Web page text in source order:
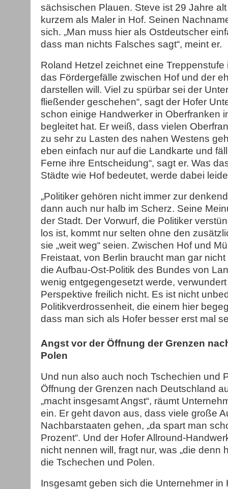
sächsischen Plauen. Steve ist 29 Jahre
kurzem als Maler in Hof. Seinen
sich. „Man muss hier als Ostdeutscher
dass man nichts Falsches sagt“, meint er.
Roland Hetzel zeichnet eine Treppenstufe
das Fördergefälle zwischen Hof und der
darstellen will. Viel zu spürbar sei der
fließender geschehen“, sagt der Hofer
schon einige Handwerker in Oberfranken
begleitet hat. Er weiß, dass vielen
zu sehr zu Lasten des nahen Westens
eben einfach nur auf die Landkarte und
Ferne ihre Entscheidung“, sagt er. Was
Städte wie Hof bedeutet, werde dabei
„Politiker gehören nicht immer zur
dann auch nur halb im Scherz. Seine
der Stadt. Der Vorwurf, die Politiker
los ist, kommt nur selten ohne den
sie „weit weg“ seien. Zwischen Hof und
Freistaat, von Berlin braucht man gar
die Aufbau-Ost-Politik des Bundes von
wenig entgegengesetzt werde,
Perspektive freilich nicht. Es ist nicht
Politikverdrossenheit, die einem hier
dass man sich als Hofer besser erst mal
Angst vor der Öffnung der Grenzen
Polen
Und nun also auch noch Tschechien und
Öffnung der Grenzen nach Deutschland
„macht insgesamt Angst“, räumt
ein. Er geht davon aus, dass viele große
Nachbarstaaten gehen, „da spart man
Prozent“. Und der Hofer Allround-
nicht nennen will, fragt nur, was „die denn
die Tschechen und Polen.
Insgesamt geben sich die Unternehmer in